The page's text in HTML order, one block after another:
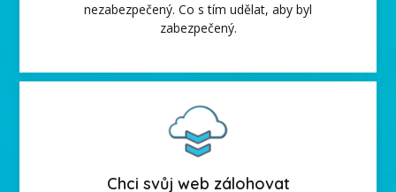
nezabezpečený. Co s tím udělat, aby byl
zabezpečený.
Chci svůj web zálohovat